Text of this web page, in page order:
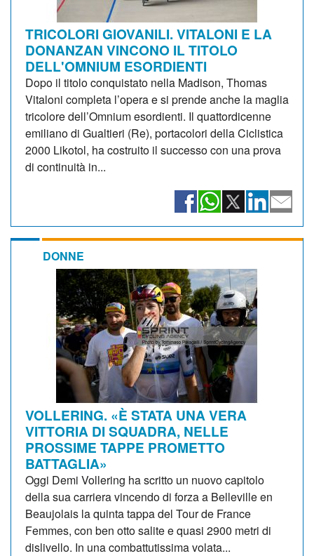
TRICOLORI GIOVANILI. VITALONI E LA
DONANZAN VINCONO IL TITOLO
DELL'OMNIUM ESORDIENTI
Dopo il titolo conquistato nella Madison, Thomas
Vitaloni completa l’opera e si prende anche la maglia
tricolore dell’Omnium esordienti. Il quattordicenne
emiliano di Gualtieri (Re), portacolori della Ciclistica
2000 Likotol, ha costruito il successo con una prova
di continuità in...
DONNE
VOLLERING. «È STATA UNA VERA
VITTORIA DI SQUADRA, NELLE
PROSSIME TAPPE PROMETTO
BATTAGLIA»
Oggi Demi Vollering ha scritto un nuovo capitolo
della sua carriera vincendo di forza a Belleville en
Beaujolais la quinta tappa del Tour de France
Femmes, con ben otto salite e quasi 2900 metri di
dislivello. In una combattutissima volata...